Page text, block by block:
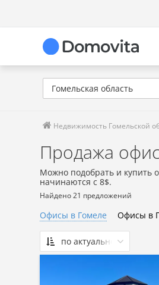
Гомельская область
Недвижимость Гомельской
Продажа
Можно подобрать и купить
начинаются с 8$.
Найдено 21 предложений
Офисы в Гомеле Офисы в
по актуальности
По актуальности